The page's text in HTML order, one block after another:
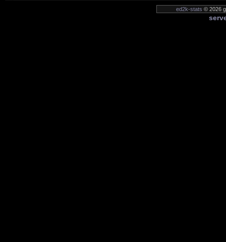
ed2k-stats © 2026